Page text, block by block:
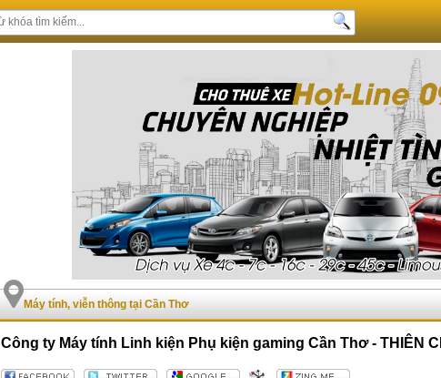
Máy tính, viễn thông tại Cần Thơ
Công ty Máy tính Linh kiện Phụ kiện gaming Cần Thơ - THIÊN